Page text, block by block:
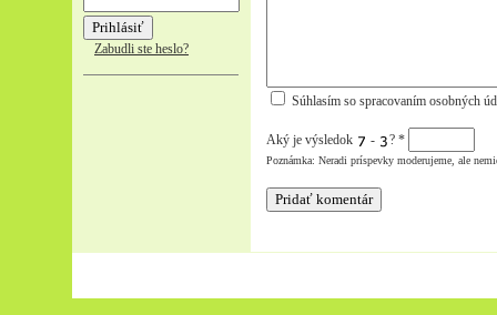
Zabudli ste heslo?
Súhlasím so spracovaním osobných
Aký je výsledok - ? *
Poznámka: Neradi príspevky moderujeme, ale